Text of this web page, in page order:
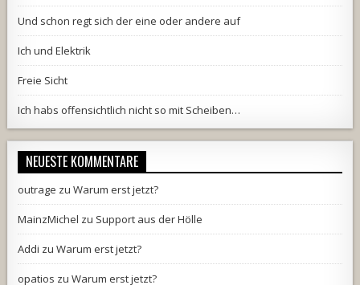
Und schon regt sich der eine oder andere auf
Ich und Elektrik
Freie Sicht
Ich habs offensichtlich nicht so mit Scheiben…
NEUESTE KOMMENTARE
outrage zuWarum erst jetzt?
MainzMichel zu Support aus der Hölle
Addi zuWarum erst jetzt?
opatios zuWarum erst jetzt?